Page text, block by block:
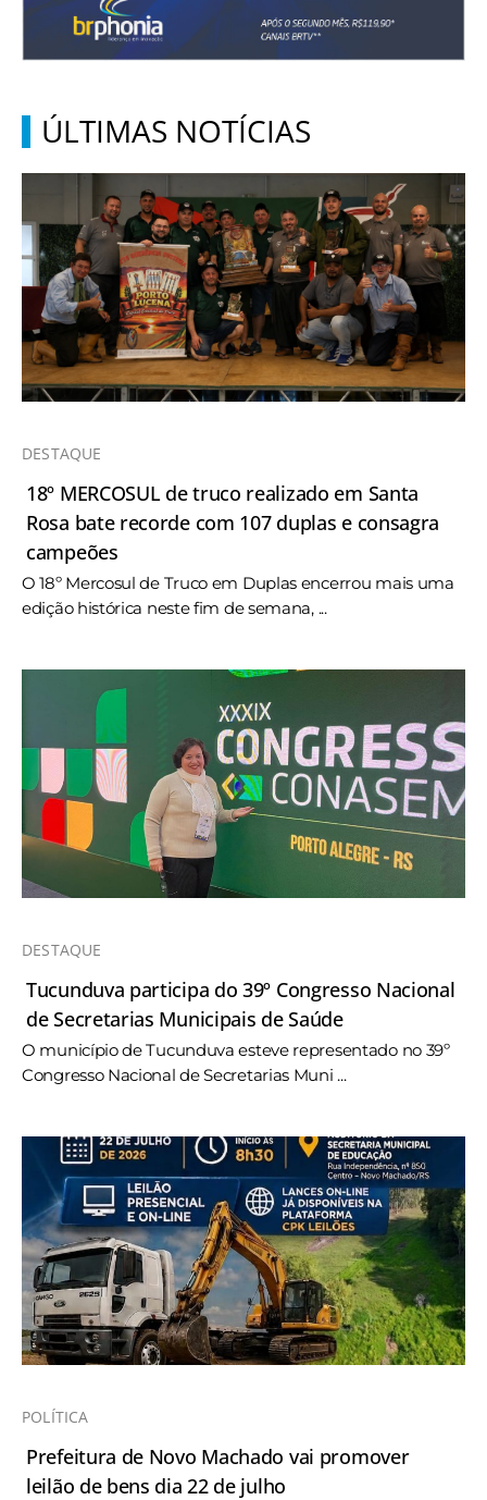
ÚLTIMAS NOTÍCIAS
DESTAQUE
18º MERCOSUL de truco realizado em Santa
Rosa bate recorde com 107 duplas e consagra
campeões
O 18º Mercosul de Truco em Duplas encerrou mais uma
edição histórica neste fim de semana, ...
DESTAQUE
Tucunduva participa do 39º Congresso Nacional
de Secretarias Municipais de Saúde
O município de Tucunduva esteve representado no 39º
Congresso Nacional de Secretarias Muni ...
POLÍTICA
Prefeitura de Novo Machado vai promover
leilão de bens dia 22 de julho